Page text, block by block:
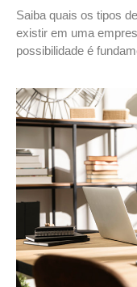
Saiba quais os tipos
existir em uma
possibilidade é